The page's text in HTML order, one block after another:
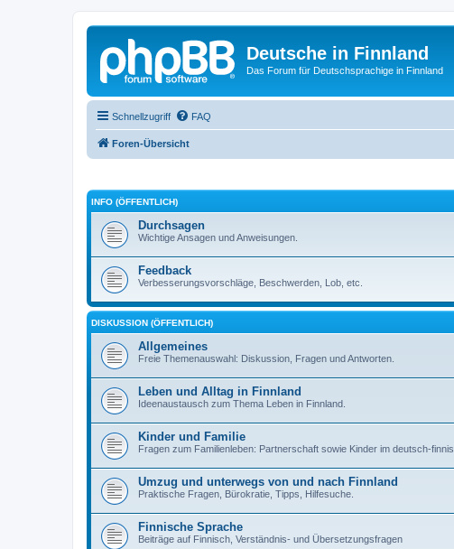
Deutsche in Finnland
Das Forum für Deutschsprachige in Finnland
Schnellzugriff FAQ
Foren-Übersicht
INFO (ÖFFENTLICH)
Durchsagen
Wichtige Ansagen und Anweisungen.
Feedback
Verbesserungsvorschläge, Beschwerden, Lob, etc.
DISKUSSION (ÖFFENTLICH)
Allgemeines
Freie Themenauswahl: Diskussion, Fragen und Antworten.
Leben und Alltag in Finnland
Ideenaustausch zum Thema Leben in Finnland.
Kinder und Familie
Fragen zum Familienleben: Partnerschaft sowie Kinder im deutsch-
Umzug und unterwegs von und nach Finnland
Praktische Fragen, Bürokratie, Tipps, Hilfesuche.
Finnische Sprache
Beiträge auf Finnisch, Verständnis- und Übersetzungsfragen